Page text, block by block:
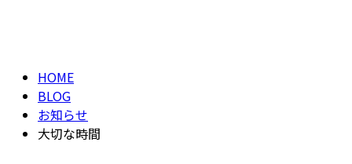
HOME
BLOG
お知らせ
大切な時間